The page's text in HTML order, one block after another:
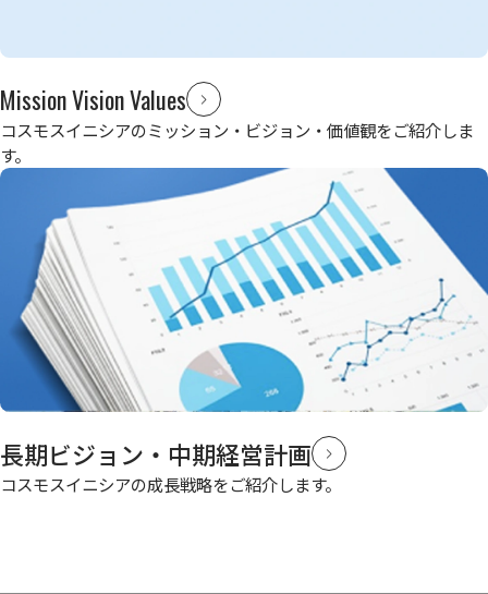
Mission Vision Values
コスモスイニシアのミッション・ビジョン・価値観をご紹介しま
す。
長期ビジョン・中期経営計画
コスモスイニシアの成長戦略をご紹介します。